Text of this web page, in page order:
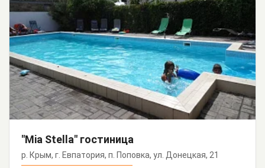
"Mia Stella" гостиница
р. Крым, г. Евпатория, п. Поповка, ул. Донецкая, 21